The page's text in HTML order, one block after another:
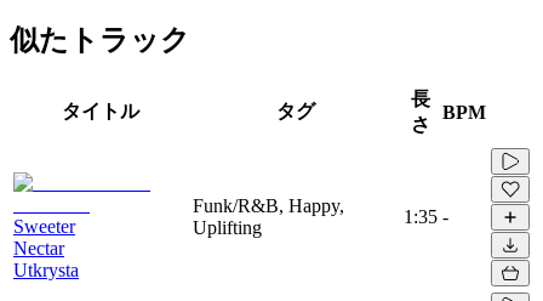
似たトラック
タイトル タグ
長
さ
BPM
Sweeter
Nectar
Utkrysta
Funk/R&B, Happy,
Uplifting
1:35 -